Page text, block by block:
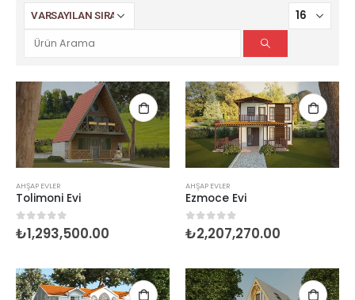
AHŞAP EVLER
Tolimoni Evi
0 5 üzerinden
₺1,293,500.00
AHŞAP EVLER
Ezmoce Evi
0 5 üzerinden
₺2,207,270.00